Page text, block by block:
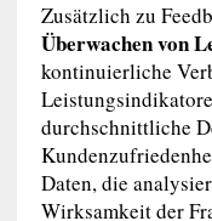
Zusätzlich zu
Überwachen von
kontinuierliche
durchschnittliche
Daten, die
Wirksamkeit der